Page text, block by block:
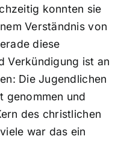
konnten sie
Verständnis von
diese
Verkündigung ist an
Die Jugendlichen
genommen und
des christlichen
war das ein